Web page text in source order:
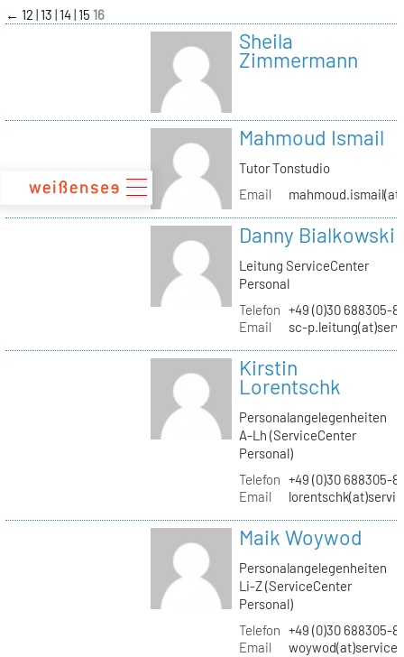
zum
Inhalt
← 12 13 14 15 16
Sheila
Zimmermann
Mahmoud Ismail
Tutor Tonstudio
Email
Danny Bialkowski
Leitung ServiceCenter
Personal
Telefon +49 (0)30 688305-
Email
sc-
Kirstin
Lorentschk
Personalangelegenheiten
A-Lh (ServiceCenter
Personal)
Telefon +49 (0)30 688305-
Email
Maik Woywod
Personalangelegenheiten
Li-Z (ServiceCenter
Personal)
Telefon +49 (0)30 688305-
Email